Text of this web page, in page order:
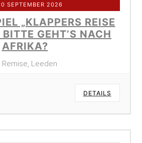
SEPTEMBER 2026
„KLAPPERS REISE
GEHT’S NACH
AFRIKA?
Remise, Leeden
DETAILS